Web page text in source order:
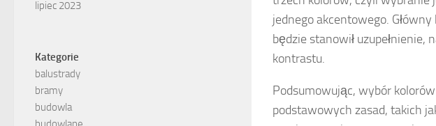
jednego akcentowego.
będzie stanowił uzupełnienie,
kontrastu.
Podsumowując, wybór
podstawowych zasad, takich
lipiec 2023
Kategorie
balustrady
bramy
budowla